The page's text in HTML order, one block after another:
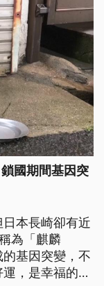
國期間基因突
本長崎卻有近
為「麒麟
基因突變，不
，是幸福的象